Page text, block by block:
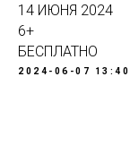
14 ИЮНЯ 2024
6+
БЕСПЛАТНО
2024-06-07 13:40